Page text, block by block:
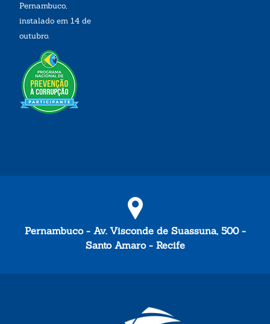
Pernambuco,
instalado em 14 de
outubro.
Pernambuco - Av. Visconde de Suassuna, 500 -
Santo Amaro - Recife